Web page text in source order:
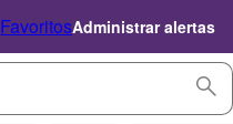
FavoritosAdministrar alertas